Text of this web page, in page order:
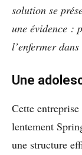
solution se
une évidence :
l’enfermer
Une
Cette
lentement
une structure